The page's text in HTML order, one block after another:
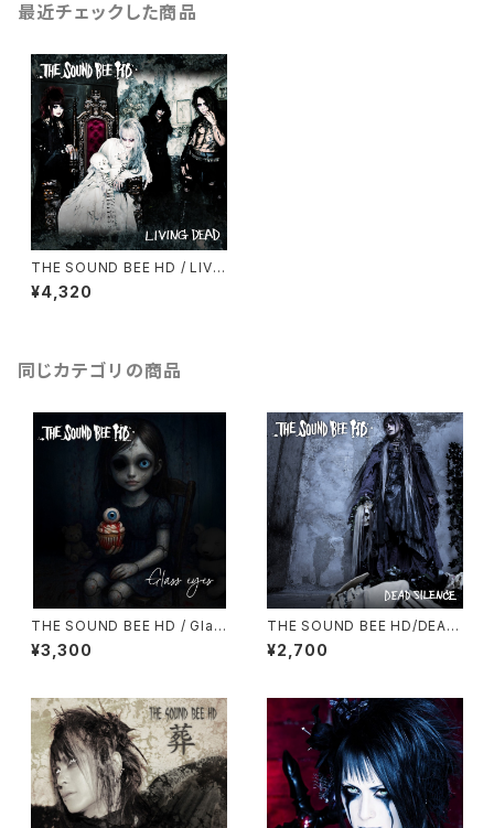
最近チェックした商品
THE SOUND BEE HD / LIVI
NG DEAD (予約受付中！)
¥4,320
同じカテゴリの商品
THE SOUND BEE HD / Glas
s eyes
¥3,300
THE SOUND BEE HD/DEAD
SILENCE(予約受付中！)
¥2,700